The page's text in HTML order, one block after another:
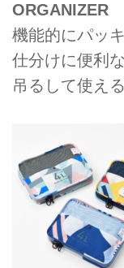
ORGANIZER
機能的にパッ
仕分けに便利
吊るして使え